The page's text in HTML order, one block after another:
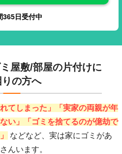
365日受付中
屋敷/部屋の片付けに
りの方へ
てしまった」「実家の両親が年
い」「ゴミを捨てるのが億劫で
などなど、実は家にゴミがあ
んいます。